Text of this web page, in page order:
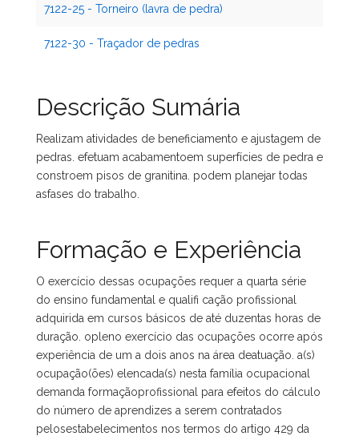
7122-25 - Torneiro (lavra de pedra)
7122-30 - Traçador de pedras
Descrição Sumária
Realizam atividades de beneficiamento e ajustagem de
pedras. efetuam acabamentoem superfícies de pedra e
constroem pisos de granitina. podem planejar todas
asfases do trabalho.
Formação e Experiência
O exercício dessas ocupações requer a quarta série
do ensino fundamental e qualifi cação profissional
adquirida em cursos básicos de até duzentas horas de
duração. opleno exercício das ocupações ocorre após
experiência de um a dois anos na área deatuação. a(s)
ocupação(ões) elencada(s) nesta família ocupacional
demanda formaçãoprofissional para efeitos do cálculo
do número de aprendizes a serem contratados
pelosestabelecimentos nos termos do artigo 429 da